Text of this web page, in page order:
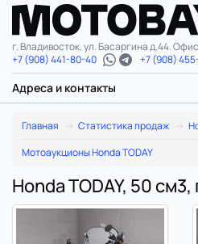
г. Владивосток, ул. Басаргина д.44.
+7 (908) 441-80-40
+7 (908)
Адреса и контакты
Главная Статистика продаж
Мотоаукционы Honda TODAY
Honda TODAY, 50